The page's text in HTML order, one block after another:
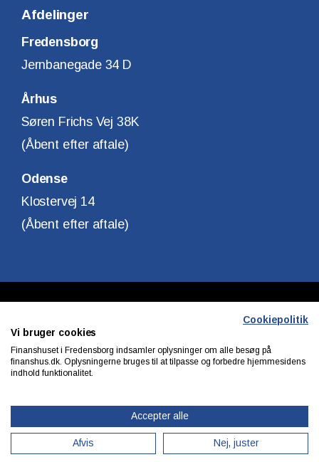
Afdelinger
Fredensborg
Jernbanegade 34 D
Århus
Søren Frichs Vej 38K
(Åbent efter aftale)
Odense
Klostervej 14
(Åbent efter aftale)
CVR. Nr. 10140315
Cookiepolitik
Vi bruger cookies
Finanshuset i Fredensborg indsamler oplysninger om alle besøg på
finanshus.dk. Oplysningerne bruges til at tilpasse og forbedre hjemmesidens
indhold funktionalitet.
Accepter alle
Afvis Nej, juster